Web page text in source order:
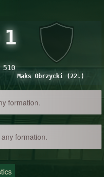
1
510
Maks Obrzycki (22.)
formation.
formation.